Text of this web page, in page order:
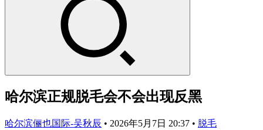
哈尔滨正规脱毛会不会出现反黑
哈尔滨俪也国际-吴秋辰 • 2026年5月7日 20:37 • 脱毛